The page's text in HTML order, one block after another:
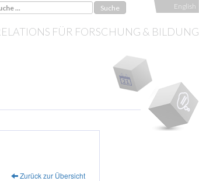
English
FÜR FORSCHUNG & BILDUNG
Zurück zur Übersicht